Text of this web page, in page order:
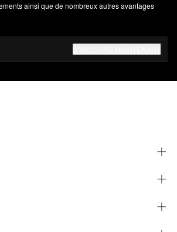
ainsi que de nombreux autres avantages